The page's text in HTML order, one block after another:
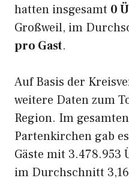
hatten insgesamt 0
Großweil, im
pro Gast.
Auf Basis der
weitere Daten zum
Region. Im
Partenkirchen gab
Gäste mit 3.478.953
im Durchschnitt